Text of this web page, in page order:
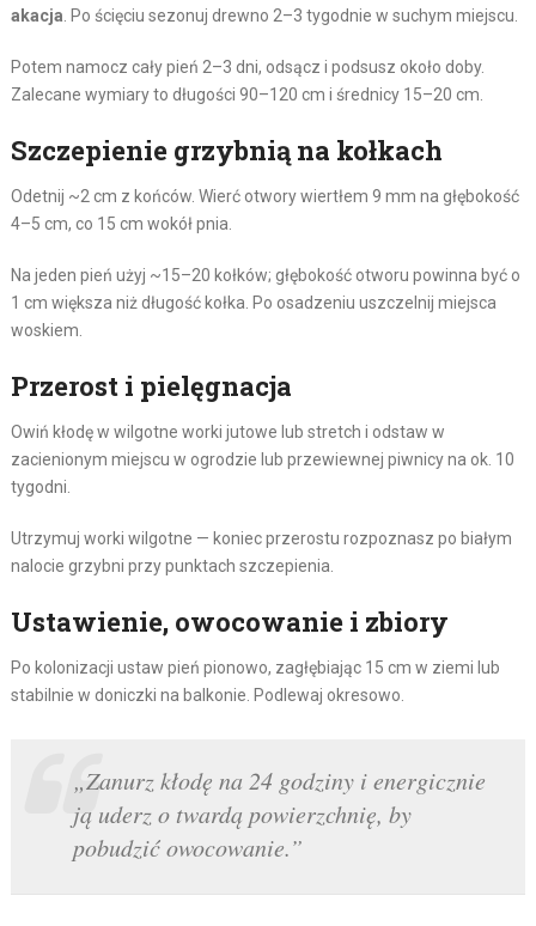
akacja . Po ścięciu sezonuj drewno 2–3 tygodnie w suchym miejscu.
Potem namocz cały pień 2–3 dni, odsącz i podsusz około doby.
Zalecane wymiary to długości 90–120 cm i średnicy 15–20 cm.
Szczepienie grzybnią na kołkach
Odetnij ~2 cm z końców. Wierć otwory wiertłem 9 mm na głębokość
4–5 cm, co 15 cm wokół pnia.
Na jeden pień użyj ~15–20 kołków; głębokość otworu powinna być o
1 cm większa niż długość kołka. Po osadzeniu uszczelnij miejsca
woskiem.
Przerost i pielęgnacja
Owiń kłodę w wilgotne worki jutowe lub stretch i odstaw w
zacienionym miejscu w ogrodzie lub przewiewnej piwnicy na ok. 10
tygodni.
Utrzymuj worki wilgotne — koniec przerostu rozpoznasz po białym
nalocie grzybni przy punktach szczepienia.
Ustawienie, owocowanie i zbiory
Po kolonizacji ustaw pień pionowo, zagłębiając 15 cm w ziemi lub
stabilnie w doniczki na balkonie. Podlewaj okresowo.
„Zanurz kłodę na 24 godziny i energicznie
ją uderz o twardą powierzchnię, by
pobudzić owocowanie.”